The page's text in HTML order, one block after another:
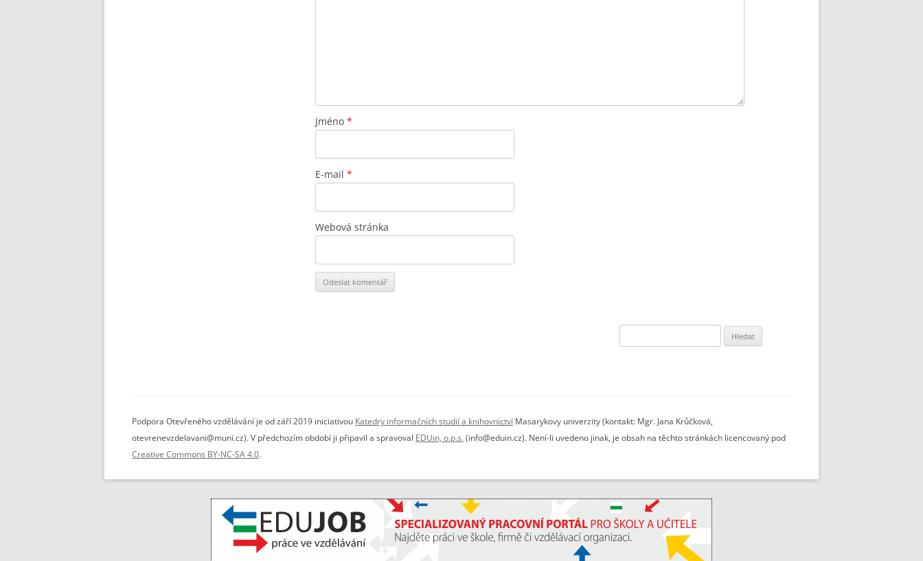
Jméno *
E-mail *
Webová stránka
Podpora Otevřeného vzdělávání je od září 2019 iniciativou Katedry informačních studií a knihovnictví Masarykovy univerzity (kontakt: Mgr. Jana Krůčková,
otevrenevzdelavani@muni.cz). V předchozím období ji připavil a spravoval EDUin, o.p.s. (info@eduin.cz). Není-li uvedeno jinak, je obsah na těchto stránkách licencovaný pod
Creative Commons BY-NC-SA 4.0.